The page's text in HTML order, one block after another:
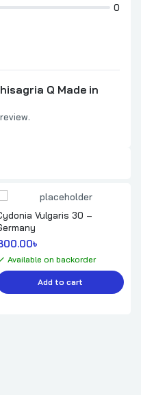
0
Q Made in
Vulgaris 30 –
৳
Available on backorder
Add to cart